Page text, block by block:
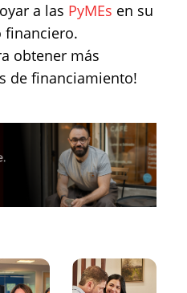
a las PyMEs en su
financiero.
obtener más
de financiamiento!